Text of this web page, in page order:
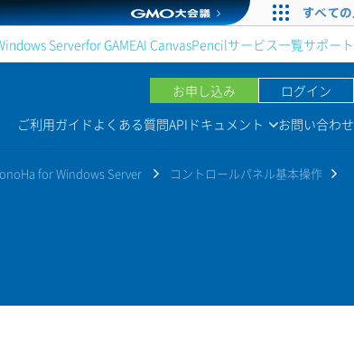
Serverfor GAMEAI CanvasPencilサービス一覧サポート
お申し込み
ログイン
ご利用ガイド よくある質問APIドキュメント お問い合わせ
for Windows Server
コントロールパネル基本操作